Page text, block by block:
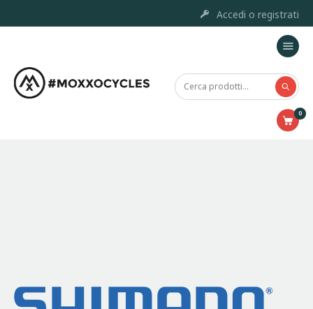
Accedi o registrati
0
Home
Moxxo Custom Project